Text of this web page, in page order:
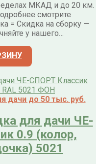
МКАД и до 20 км.
смотрите
= Скидка на сборку —
у нашего…
дачи до 50 тыс. руб.
для дачи ЧЕ-
0.9 (колор,
5021